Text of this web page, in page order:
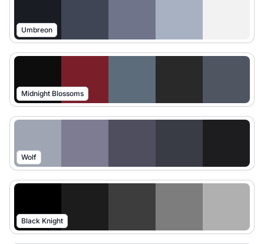
Umbreon
Midnight Blossoms
Wolf
Black Knight